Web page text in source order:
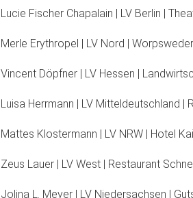
Lucie Fischer Chapalain | LV Berlin |
Merle Erythropel | LV Nord |
Vincent Döpfner | LV Hessen |
Luisa Herrmann | LV Mitteldeutschland |
Mattes Klostermann | LV NRW | Hotel
Zeus Lauer | LV West | Restaurant
Jolina L. Meyer | LV Niedersachsen |